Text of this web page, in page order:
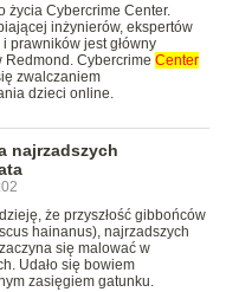
życia Cybercrime Center.
inżynierów, ekspertów
prawników jest główny
Redmond. Cybercrime Center
zwalczaniem
dzieci online.
najrzadszych
że przyszłość gibbońców
hainanus), najrzadszych
się malować w
Udało się bowiem
zasięgiem gatunku.